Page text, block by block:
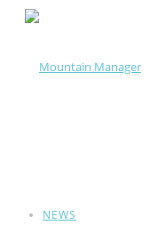
NEWS